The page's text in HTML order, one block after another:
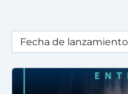
precio